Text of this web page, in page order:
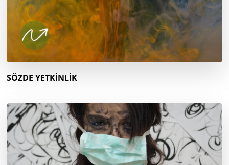
SÖZDE YETKİNLİK